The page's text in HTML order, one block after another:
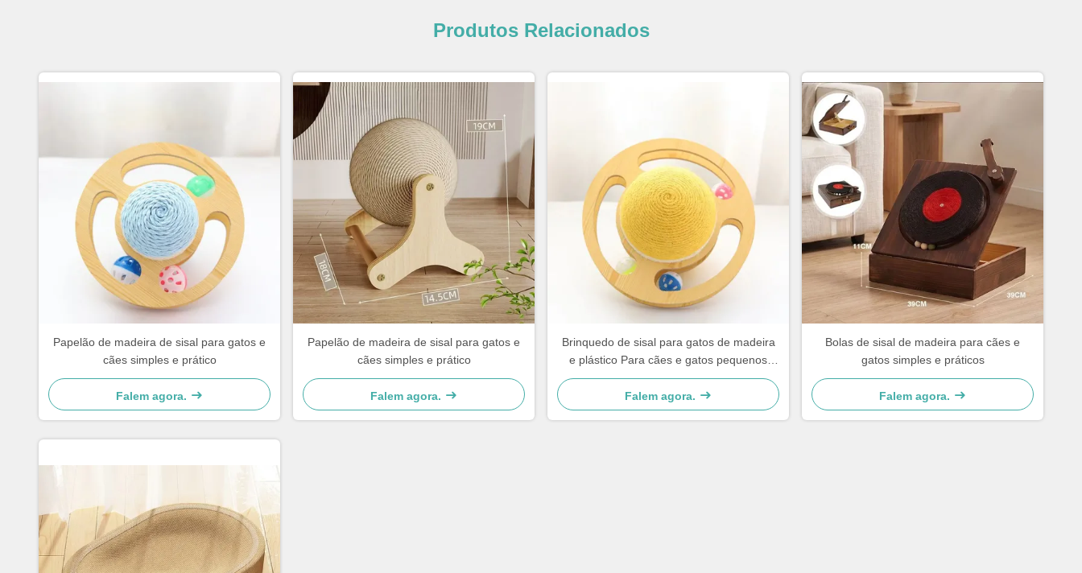
Produtos Relacionados
Papelão de madeira de sisal para gatos e
cães simples e prático
Falem agora.
Papelão de madeira de sisal para gatos e
cães simples e prático
Falem agora.
Brinquedo de sisal para gatos de madeira
e plástico Para cães e gatos pequenos
Simples e prático
Falem agora.
Bolas de sisal de madeira para cães e
gatos simples e práticos
Falem agora.